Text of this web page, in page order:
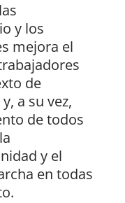
y los
mejora el
de
a su vez,
de todos
y el
en todas